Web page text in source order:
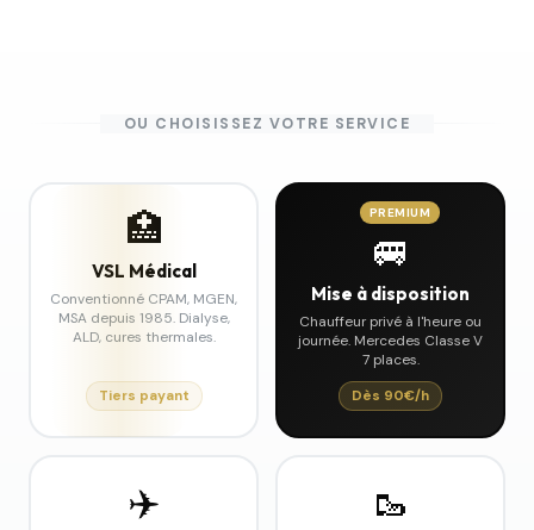
OU CHOISISSEZ VOTRE SERVICE
🏥
VSL Médical
Conventionné CPAM, MGEN,
MSA depuis 1985. Dialyse,
ALD, cures thermales.
Tiers payant
PREMIUM
🚐
Mise à disposition
Chauffeur privé à l'heure ou
journée. Mercedes Classe V
7 places.
Dès 90€/h
✈️ 🥾